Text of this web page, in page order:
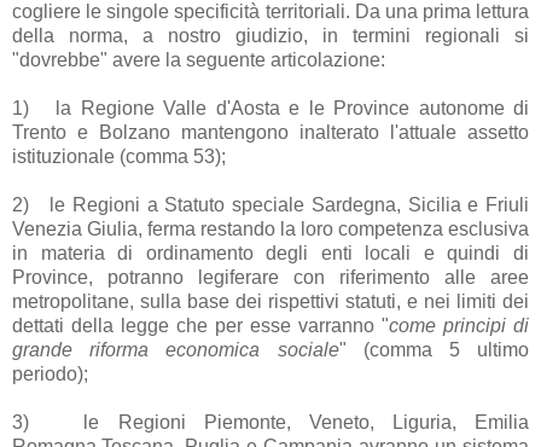
cogliere le singole specificità territoriali. Da una prima lettura
della norma, a nostro giudizio, in termini regionali si
"dovrebbe" avere la seguente articolazione:
1)
la Regione Valle d'Aosta e le Province autonome di
Trento e Bolzano mantengono inalterato l'attuale assetto
istituzionale (comma 53);
2)
le Regioni a Statuto speciale Sardegna, Sicilia e Friuli
Venezia Giulia, ferma restando la loro competenza esclusiva
in materia di ordinamento degli enti locali e quindi di
Province, potranno legiferare con riferimento alle aree
metropolitane, sulla base dei rispettivi statuti, e nei limiti dei
dettati della legge che per esse varranno "come principi di
grande riforma economica sociale" (comma 5 ultimo
periodo);
3)
le Regioni Piemonte, Veneto, Liguria, Emilia